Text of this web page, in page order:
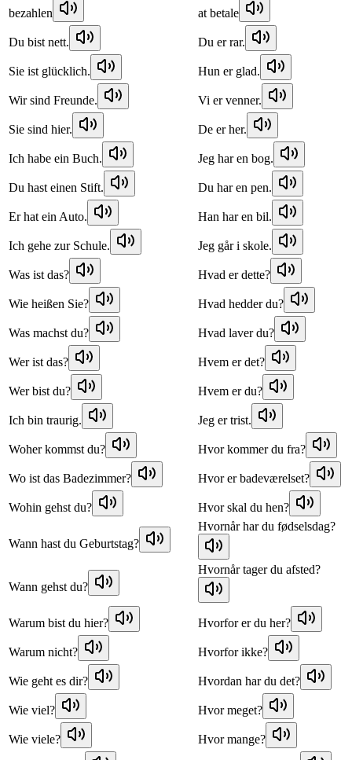
bezahlen at betale
Du bist nett. Du er rar.
Sie ist glücklich. Hun er glad.
Wir sind Freunde. Vi er venner.
Sie sind hier. De er her.
Ich habe ein Buch. Jeg har en bog.
Du hast einen Stift. Du har en pen.
Er hat ein Auto. Han har en bil.
Ich gehe zur Schule. Jeg går i skole.
Was ist das? Hvad er dette?
Wie heißen Sie? Hvad hedder du?
Was machst du? Hvad laver du?
Wer ist das? Hvem er det?
Wer bist du? Hvem er du?
Ich bin traurig. Jeg er trist.
Woher kommst du? Hvor kommer du fra?
Wo ist das Badezimmer? Hvor er badeværelset?
Wohin gehst du? Hvor skal du hen?
Wann hast du Geburtstag?
Hvornår har du fødselsdag?
Wann gehst du?
Hvornår tager du afsted?
Warum bist du hier? Hvorfor er du her?
Warum nicht? Hvorfor ikke?
Wie geht es dir? Hvordan har du det?
Wie viel? Hvor meget?
Wie viele? Hvor mange?